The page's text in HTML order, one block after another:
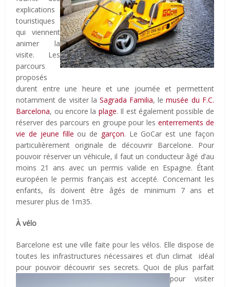
explications
touristiques
qui viennent
animer la
visite. Les
parcours
proposés
durent entre une heure et une journée et permettent
notamment de visiter la Sagrada Familia, lemusée du F.C.
Barcelona, ou encore la plage. Il est également possible de
réserver des parcours en groupe pour les enterrements de
vie de jeune fille ou de garçon. Le GoCar est une façon
particulièrement originale de découvrir Barcelone. Pour
pouvoir réserver un véhicule, il faut un conducteur âgé d’au
moins 21 ans avec un permis valide en Espagne. Étant
européen le permis français est accepté. Concernant les
enfants, ils doivent être âgés de minimum 7 ans et
mesurer plus de 1m35.
À vélo
Barcelone est une ville faite pour les vélos. Elle dispose de
toutes les infrastructures nécessaires et d’un climat idéal
pour pouvoir découvrir ses secrets. Quoi de plus parfait
pour visiter